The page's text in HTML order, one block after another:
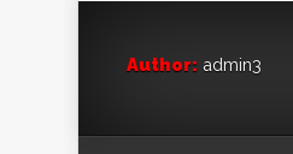
Author: admin3